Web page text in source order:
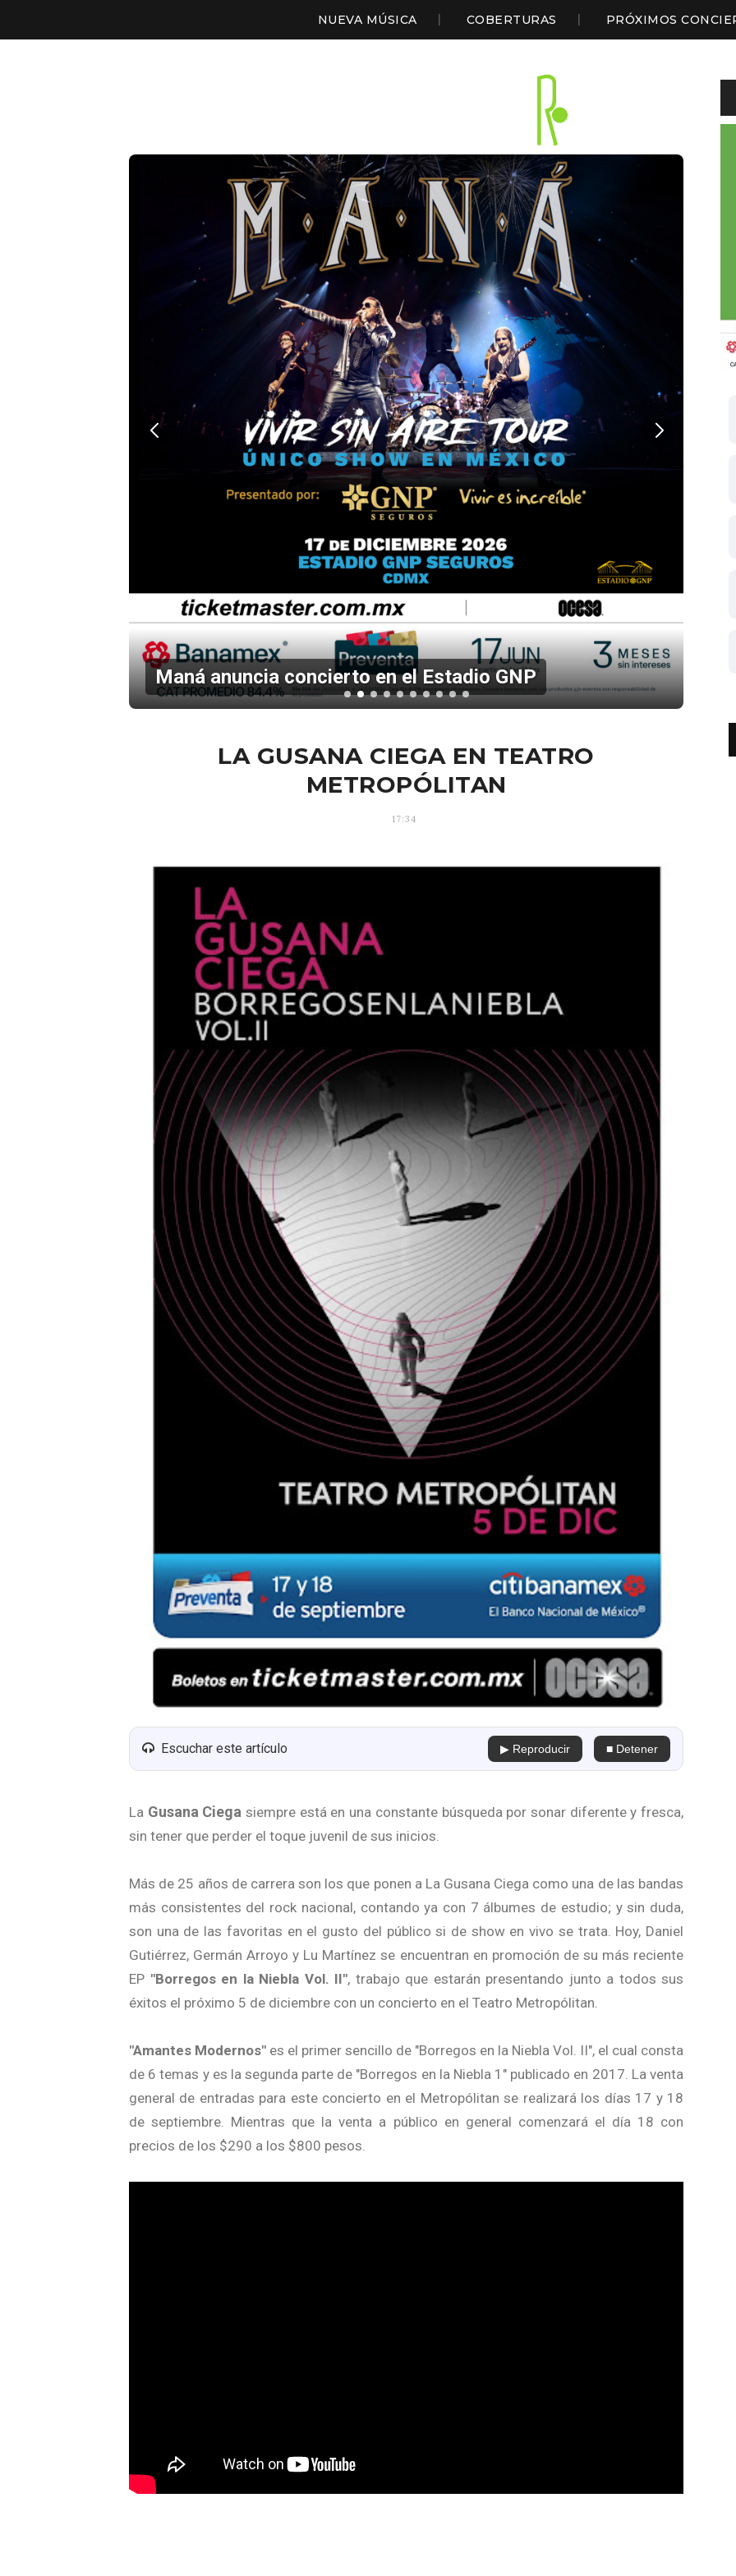
NUEVA MÚSICA COBERTURAS PRÓXIMOS
Maná anuncia concierto en el Estadio GNP
LA GUSANA CIEGA EN TEATRO
METROPÓLITAN
17:34
Escuchar este artículo ▶ Reproducir ■ Detener
La Gusana Ciega siempre está en una constante búsqueda por sonar diferente y fresca,
sin tener que perder el toque juvenil de sus inicios.
Más de 25 años de carrera son los que ponen a La Gusana Ciega como una de las bandas
más consistentes del rock nacional, contando ya con 7 álbumes de estudio; y sin duda,
son una de las favoritas en el gusto del público si de show en vivo se trata. Hoy, Daniel
Gutiérrez, Germán Arroyo y Lu Martínez se encuentran en promoción de su más reciente
EP "Borregos en la Niebla Vol. II", trabajo que estarán presentando junto a todos sus
éxitos el próximo 5 de diciembre con un concierto en el Teatro Metropólitan.
"Amantes Modernos" es el primer sencillo de "Borregos en la Niebla Vol. II", el cual consta
de 6 temas y es la segunda parte de "Borregos en la Niebla 1" publicado en 2017. La venta
general de entradas para este concierto en el Metropólitan se realizará los días 17 y 18
de septiembre. Mientras que la venta a público en general comenzará el día 18 con
precios de los $290 a los $800 pesos.